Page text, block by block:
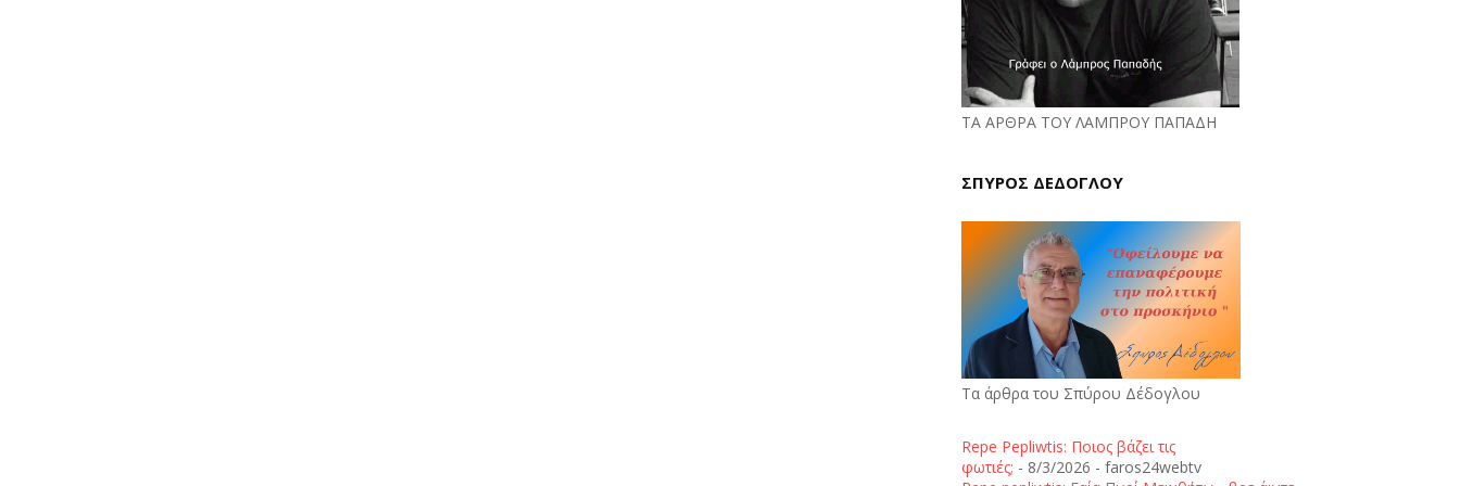
ΤΑ ΑΡΘΡΑ ΤΟΥ ΛΑΜΠΡΟΥ ΠΑΠΑΔΗ
ΣΠΥΡΟΣ ΔΕΔΟΓΛΟΥ
Τα άρθρα του Σπύρου Δέδογλου
Repe Pepliwtis: Ποιος βάζει τις
φωτιές; - 8/3/2026 - faros24webtv